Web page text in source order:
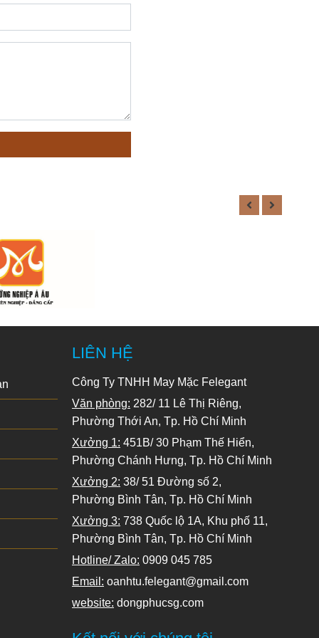
LIÊN HỆ
Công Ty TNHH May Mặc Felegant
Văn phòng: 282/ 11 Lê Thị Riêng,
Phường Thới An, Tp. Hồ Chí Minh
Xưởng 1: 451B/ 30 Phạm Thế Hiển,
Phường Chánh Hưng, Tp. Hồ Chí Minh
Xưởng 2: 38/ 51 Đường số 2,
Phường Bình Tân, Tp. Hồ Chí Minh
Xưởng 3: 738 Quốc lộ 1A, Khu phố 11,
Phường Bình Tân, Tp. Hồ Chí Minh
Hotline/ Zalo: 0909 045 785
Email: oanhtu.felegant@gmail.com
website: dongphucsg.com